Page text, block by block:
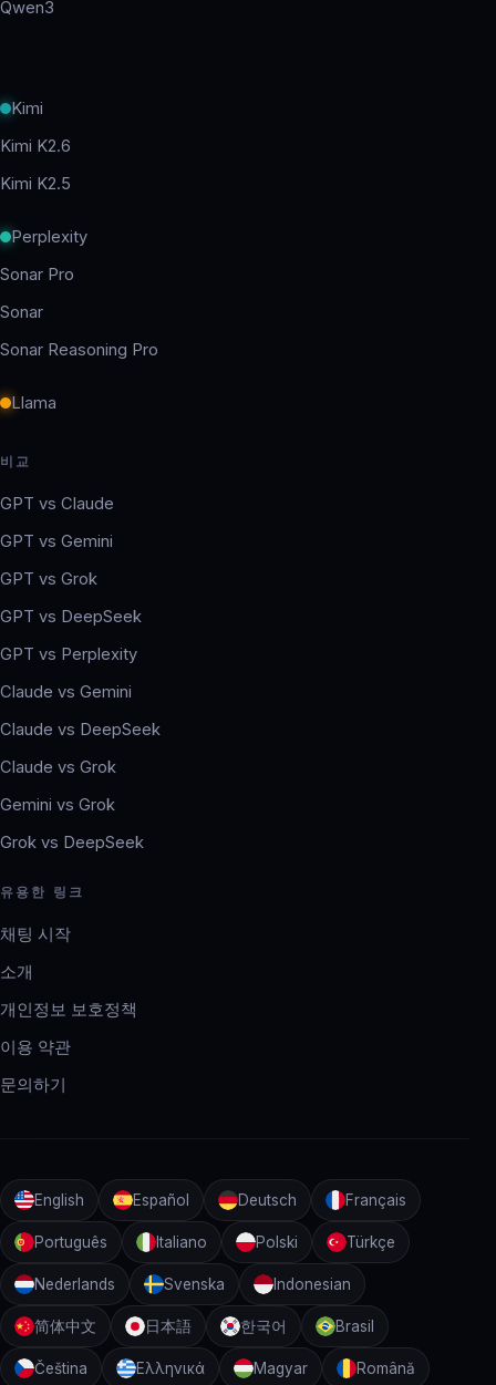
Qwen3
Kimi
Kimi K2.6
Kimi K2.5
Perplexity
Sonar Pro
Sonar
Sonar Reasoning Pro
Llama
비교
GPT vs Claude
GPT vs Gemini
GPT vs Grok
GPT vs DeepSeek
GPT vs Perplexity
Claude vs Gemini
Claude vs DeepSeek
Claude vs Grok
Gemini vs Grok
Grok vs DeepSeek
유용한 링크
채팅 시작
소개
개인정보 보호정책
이용 약관
문의하기
English Español Deutsch Français
Português Italiano Polski Türkçe
Nederlands Svenska Indonesian
简体中文 日本語 한국어 Brasil
Čeština Ελληνικά Magyar Română